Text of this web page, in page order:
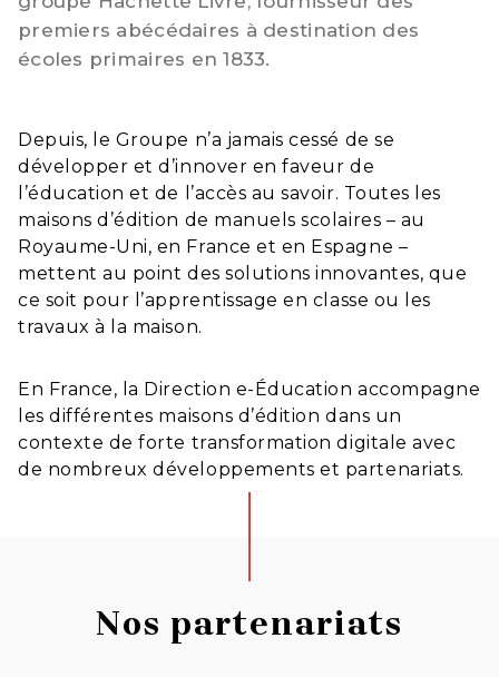
premiers abécédaires à destination des
écoles primaires en 1833.
Depuis, le Groupe n’a jamais cessé de se
développer et d’innover en faveur de
l’éducation et de l’accès au savoir. Toutes les
maisons d’édition de manuels scolaires – au
Royaume-Uni, en France et en Espagne –
mettent au point des solutions innovantes, que
ce soit pour l’apprentissage en classe ou les
travaux à la maison.
En France, la Direction e- Éducation accompagne
les différentes maisons d’édition dans un
contexte de forte transformation digitale avec
de nombreux développements et partenariats.
Nos partenariats